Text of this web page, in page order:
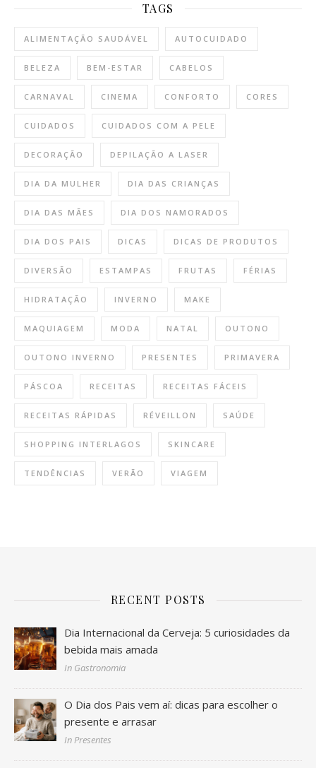
TAGS
ALIMENTAÇÃO SAUDÁVEL AUTOCUIDADO
BELEZA BEM-ESTAR CABELOS
CARNAVAL CINEMA CONFORTO CORES
CUIDADOS CUIDADOS COM A PELE
DECORAÇÃO DEPILAÇÃO A LASER
DIA DA MULHER DIA DAS CRIANÇAS
DIA DAS MÃES DIA DOS NAMORADOS
DIA DOS PAIS DICAS DICAS DE PRODUTOS
DIVERSÃO ESTAMPAS FRUTAS FÉRIAS
HIDRATAÇÃO INVERNO MAKE
MAQUIAGEM MODA NATAL OUTONO
OUTONO INVERNO PRESENTES PRIMAVERA
PÁSCOA RECEITAS RECEITAS FÁCEIS
RECEITAS RÁPIDAS RÉVEILLON SAÚDE
SHOPPING INTERLAGOS SKINCARE
TENDÊNCIAS VERÃO VIAGEM
RECENT POSTS
Dia Internacional da Cerveja: 5 curiosidades da
bebida mais amada
In Gastronomia
O Dia dos Pais vem aí: dicas para escolher o
presente e arrasar
In Presentes